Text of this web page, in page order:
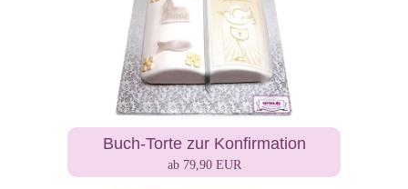
Buch-Torte zur Konfirmation
ab 79,90 EUR